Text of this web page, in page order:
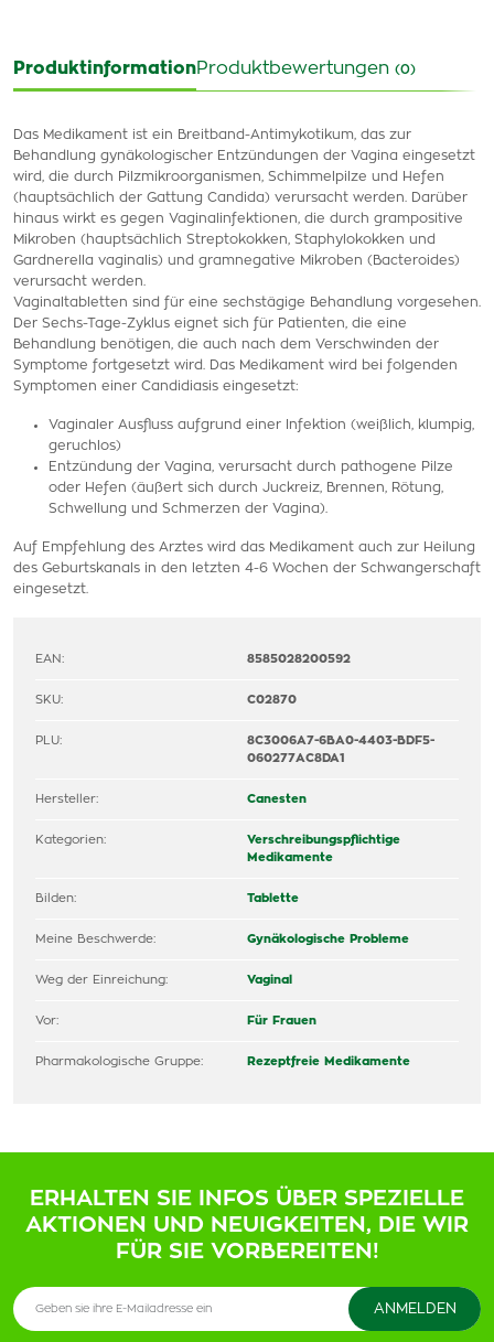
ProduktinformationProduktbewertungen (0)
Das Medikament ist ein Breitband-Antimykotikum, das zur
Behandlung gynäkologischer Entzündungen der Vagina eingesetzt
wird, die durch Pilzmikroorganismen, Schimmelpilze und Hefen
(hauptsächlich der Gattung Candida) verursacht werden. Darüber
hinaus wirkt es gegen Vaginalinfektionen, die durch grampositive
Mikroben (hauptsächlich Streptokokken, Staphylokokken und
Gardnerella vaginalis) und gramnegative Mikroben (Bacteroides)
verursacht werden.
Vaginaltabletten sind für eine sechstägige Behandlung vorgesehen.
Der Sechs-Tage-Zyklus eignet sich für Patienten, die eine
Behandlung benötigen, die auch nach dem Verschwinden der
Symptome fortgesetzt wird. Das Medikament wird bei folgenden
Symptomen einer Candidiasis eingesetzt:
Vaginaler Ausfluss aufgrund einer Infektion (weißlich, klumpig,
geruchlos)
Entzündung der Vagina, verursacht durch pathogene Pilze
oder Hefen (äußert sich durch Juckreiz, Brennen, Rötung,
Schwellung und Schmerzen der Vagina).
Auf Empfehlung des Arztes wird das Medikament auch zur Heilung
des Geburtskanals in den letzten 4-6 Wochen der Schwangerschaft
eingesetzt.
EAN: 8585028200592
SKU: C02870
PLU:
8C3006A7-6BA0-4403-BDF5-
060277AC8DA1
Hersteller: Canesten
Kategorien:
Verschreibungspflichtige
Medikamente
Bilden: Tablette
Meine Beschwerde: Gynäkologische Probleme
Weg der Einreichung: Vaginal
Vor: Für Frauen
Pharmakologische Gruppe: Rezeptfreie Medikamente
ERHALTEN SIE INFOS ÜBER SPEZIELLE
AKTIONEN UND NEUIGKEITEN, DIE WIR
FÜR SIE VORBEREITEN!